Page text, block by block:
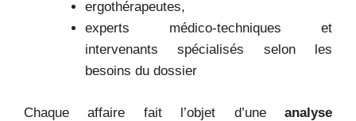
ergothérapeutes,
experts médico-techniques et
intervenants spécialisés selon les
besoins du dossier
Chaque affaire fait l’objet d’une analyse